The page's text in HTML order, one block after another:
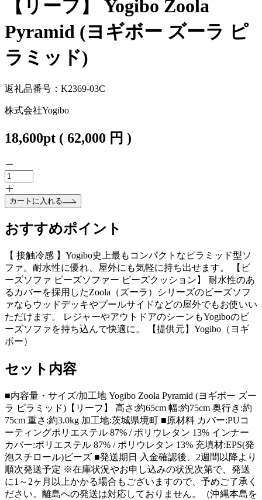
【リーフ】 Yogibo Zoola
Pyramid (ヨギボー ズーラ ピ
ラミッド)
返礼品番号：K2369-03C
株式会社Yogibo
18,600pt ( 62,000 円 )
カートに入れる
おすすめポイント
【 接触冷感 】Yogibo史上最もコンパクトなピラミッド型ソ
ファ。耐水性に優れ、屋外にも気軽に持ち出せます。 【ビ
ーズソファ ビーズソファー ビーズクッション】 耐水性のあ
るカバーを採用したZoola（ズーラ）シリーズのビーズソフ
ァならウッドデッキやプールサイドなどの屋外でもお使いい
ただけます。 レジャーやアウトドアのシーンもYogiboのビ
ーズソファを持ち込んで快適に。 【提供元】Yogibo（ヨギ
ボー）
セット内容
■内容量・サイズ/加工地 Yogibo Zoola Pyramid (ヨギボー ズー
ラ ピラミッド)【リーフ】 高さ:約65cm 幅:約75cm 奥行き:約
75cm 重さ:約3.0kg 加工地:茨城県境町 ■原材料 カバー:PUコ
ーティングポリエステル 87% / ポリウレタン 13% インナー
カバー:ポリエステル 87% / ポリウレタン 13% 充填材:EPS(発
泡スチロール)ビーズ ■発送期日 入金確認後、2週間以降より
順次発送予定 ※在庫状況やお申し込みの状況次第で、発送
に1～2ヶ月以上かかる場合もございますので、予めご了承く
ださい。離島への発送は対応しておりません。（沖縄本島を